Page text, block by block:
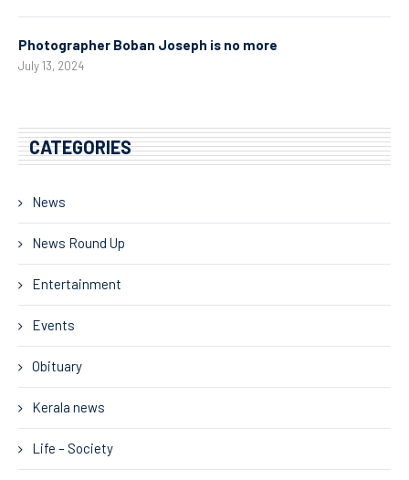
Photographer Boban Joseph is no more
July 13, 2024
CATEGORIES
News
News Round Up
Entertainment
Events
Obituary
Kerala news
Life – Society